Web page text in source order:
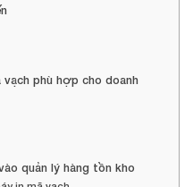
phù hợp cho doanh
quản lý hàng tồn kho